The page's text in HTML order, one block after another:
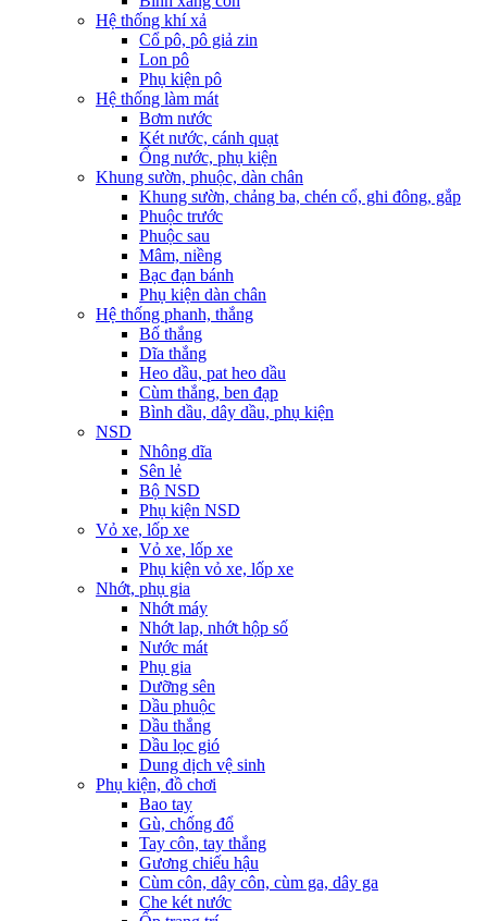
Hệ thống khí xả
Cổ pô, pô giả zin
Lon pô
Phụ kiện pô
Hệ thống làm mát
Bơm nước
Két nước, cánh quạt
Ống nước, phụ kiện
Khung sườn, phuộc, dàn chân
Khung sườn, chảng ba, chén cổ, ghi đông, gắp
Phuộc trước
Phuộc sau
Mâm, niềng
Bạc đạn bánh
Phụ kiện dàn chân
Hệ thống phanh, thắng
Bố thắng
Dĩa thắng
Heo dầu, pat heo dầu
Cùm thắng, ben đạp
Bình dầu, dây dầu, phụ kiện
NSD
Nhông dĩa
Sên lẻ
Bộ NSD
Phụ kiện NSD
Vỏ xe, lốp xe
Vỏ xe, lốp xe
Phụ kiện vỏ xe, lốp xe
Nhớt, phụ gia
Nhớt máy
Nhớt lap, nhớt hộp số
Nước mát
Phụ gia
Dưỡng sên
Dầu phuộc
Dầu thắng
Dầu lọc gió
Dung dịch vệ sinh
Phụ kiện, đồ chơi
Bao tay
Gù, chống đổ
Tay côn, tay thắng
Gương chiếu hậu
Cùm côn, dây côn, cùm ga, dây ga
Che két nước